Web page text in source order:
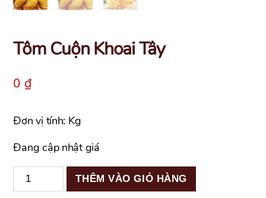
Tôm Cuộn Khoai Tây
0 ₫
Đơn vị tính: Kg
Đang cập nhật giá
Tôm
Cuộn
THÊM VÀO GIỎ HÀNG